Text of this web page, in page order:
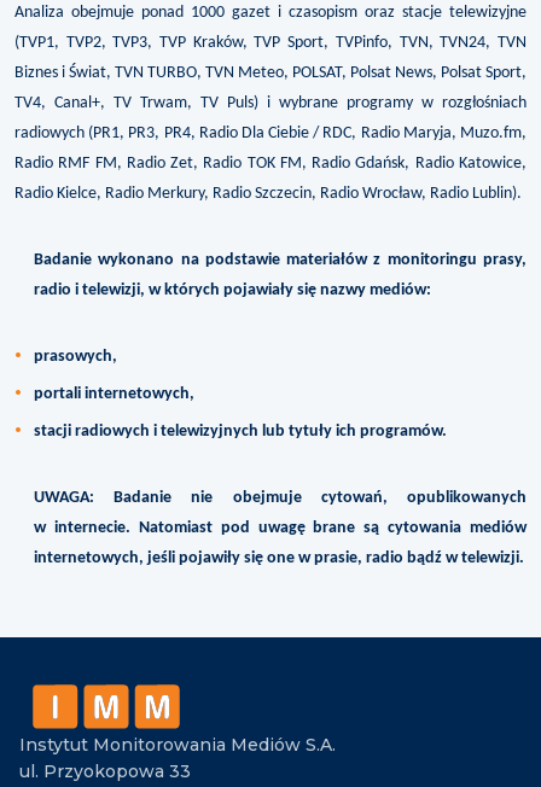
Analiza obejmuje ponad 1000 gazet i czasopism oraz stacje telewizyjne
(TVP1, TVP2, TVP3, TVP Kraków, TVP Sport, TVPinfo, TVN, TVN24, TVN
Biznes i Świat, TVN TURBO, TVN Meteo, POLSAT, Polsat News, Polsat Sport,
TV4, Canal+, TV Trwam, TV Puls) i wybrane programy w rozgłośniach
radiowych (PR1, PR3, PR4, Radio Dla Ciebie / RDC, Radio Maryja, Muzo.fm,
Radio RMF FM, Radio Zet, Radio TOK FM, Radio Gdańsk, Radio Katowice,
Radio Kielce, Radio Merkury, Radio Szczecin, Radio Wrocław, Radio Lublin).
Badanie wykonano na podstawie materiałów z monitoringu prasy,
radio i telewizji, w których pojawiały się nazwy mediów:
prasowych,
portali internetowych,
stacji radiowych i telewizyjnych lub tytuły ich programów.
UWAGA: Badanie nie obejmuje cytowań, opublikowanych
w internecie. Natomiast pod uwagę brane są cytowania mediów
internetowych, jeśli pojawiły się one w prasie, radio bądź w telewizji.
Instytut Monitorowania Mediów S.A.
ul. Przyokopowa 33